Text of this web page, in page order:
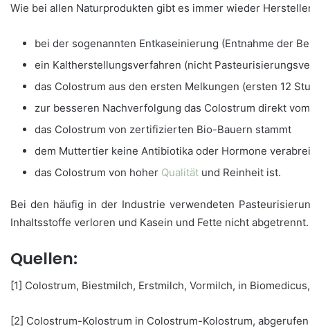
Wie bei allen Naturprodukten gibt es immer wieder
bei der sogenannten Entkaseinierung (Entnahme der
ein Kaltherstellungsverfahren (nicht
das Colostrum aus den ersten Melkungen (ersten 12
zur besseren Nachverfolgung das Colostrum direkt
das Colostrum von zertifizierten Bio-Bauern stammt
dem Muttertier keine Antibiotika oder Hormone
das Colostrum von hoher Qualität und Reinheit ist.
Bei den häufig in der Industrie verwendeten
Inhaltsstoffe verloren und Kasein und Fette nicht
Quellen:
[1] Colostrum, Biestmilch, Erstmilch, Vormilch, in
[2] Colostrum-Kolostrum in Colostrum-Kolostrum,